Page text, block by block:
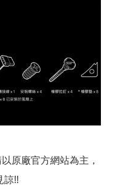
原廠官方網站為主，
諒!!